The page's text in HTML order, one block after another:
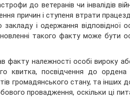
до ветеранів чи інвалідів
причин і ступеня втрати
закладу і одержання відповідної
такого факту може бути
факту належності особі вироку
квитка, посвідчення до
громадянського стану, та інших
провадження, оскільки ці